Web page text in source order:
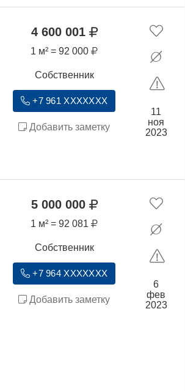
4 600 001
1 м² = 92 000
Собственник
+7 961 XXXXXXX
Добавить заметку
11
ноя
2023
5 000 000
1 м² = 92 081
Собственник
+7 964 XXXXXXX
Добавить заметку
6
фев
2023